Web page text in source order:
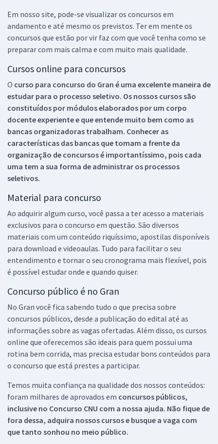
Em nosso site, pode-se visualizar os concursos em
andamento e até mesmo os previstos. Ter em mente os
concursos que estão por vir faz com que você tenha como se
preparar com mais calma e com muito mais qualidade.
Cursos online para concursos
O curso para concurso do Gran é uma excelente maneira de
estudar para o processo seletivo. Os nossos cursos são
constituídos por módulos elaborados por um corpo
docente experiente e que entende muito bem como as
bancas organizadoras trabalham. Conhecer as
características das bancas que tomam a frente da
organização de concursos é importantíssimo, pois cada
uma tem a sua forma de administrar os processos
seletivos.
Material para concurso
Ao adquirir algum curso, você passa a ter acesso a materiais
exclusivos para o concurso em questão. São diversos
materiais com um conteúdo riquíssimo, apostilas disponíveis
para download e videoaulas. Tudo para facilitar o seu
entendimento e tornar o seu cronograma mais flexível, pois
é possível estudar onde e quando quiser.
Concurso público é no Gran
No Gran você fica sabendo tudo o que precisa sobre
concursos públicos, desde a publicação do edital até as
informações sobre as vagas ofertadas. Além disso, os cursos
online que oferecemos são ideais para quem possui uma
rotina bem corrida, mas precisa estudar bons conteúdos para
o concurso que está prestes a participar.
Temos muita confiança na qualidade dos nossos conteúdos:
foram milhares de aprovados em concursos públicos,
inclusive no Concurso CNU com a nossa ajuda. Não fique de
fora dessa, adquira nossos cursos e busque a vaga com
que tanto sonhou no meio público.